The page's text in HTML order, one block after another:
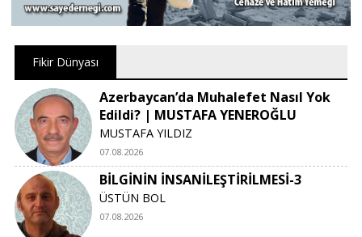
Fikir Dünyası
Azerbaycan’da Muhalefet Nasıl Yok
Edildi? | MUSTAFA YENEROĞLU
MUSTAFA YILDIZ
07.08.2026
BİLGİNİN İNSANİLEŞTİRİLMESİ-3
ÜSTÜN BOL
07.08.2026